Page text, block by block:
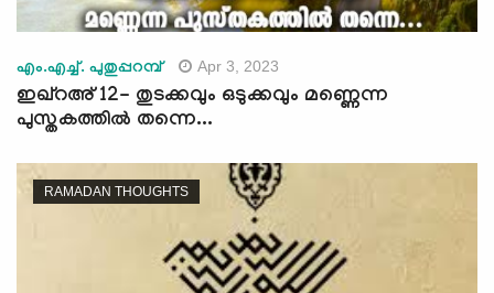
എം.എച്ച്. പുതുപ്പറമ്പ് Apr 3, 2023
ഇഖ്റഅ് 12- തുടക്കവും ഒടുക്കവും മണ്ണെന്ന
പുസ്തകത്തില്‍ തന്നെ...
RAMADAN THOUGHTS